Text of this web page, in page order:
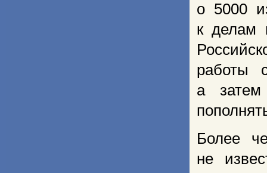
о 5000
к делам
работы
а
Более
не